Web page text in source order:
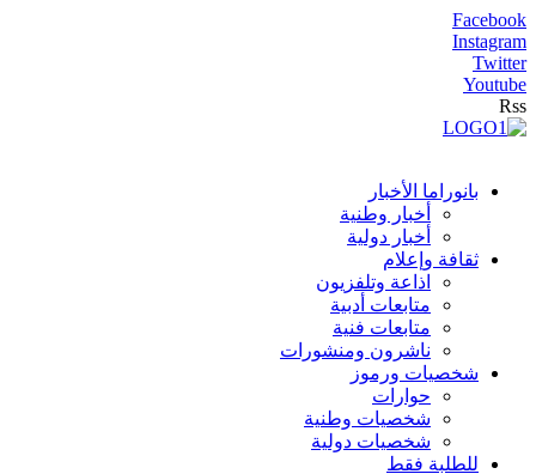
Facebook
Instagram
Twitter
Youtube
Rss
بانوراما الأخبار
أخبار وطنية
أخبار دولية
ثقافة وإعلام
اذاعة وتلفزيون
متابعات أدبية
متابعات فنية
ناشرون ومنشورات
شخصيات ورموز
حوارات
شخصيات وطنية
شخصيات دولية
للطلبة فقط